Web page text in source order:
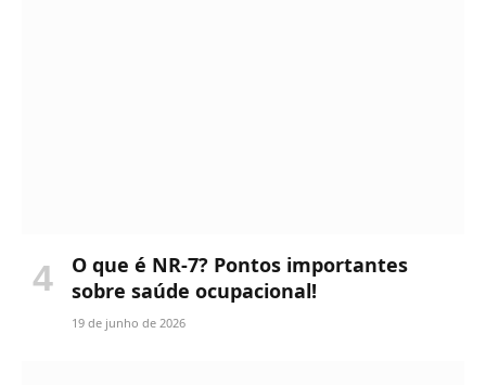
O que é NR-7? Pontos importantes
sobre saúde ocupacional!
19 de junho de 2026